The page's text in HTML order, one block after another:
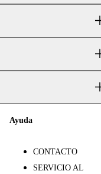
Ayuda
CONTACTO
SERVICIO AL